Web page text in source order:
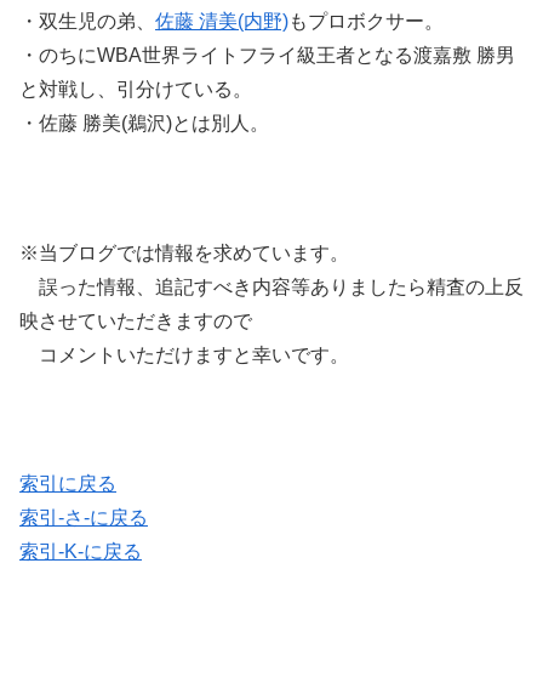
・双生児の弟、 佐藤 清美(内野)もプロボクサー。
・のちにWBA世界ライトフライ級王者となる渡嘉敷 勝男
と対戦し、引分けている。
・佐藤 勝美(鵜沢)とは別人。
※当ブログでは情報を求めています。
誤った情報、追記すべき内容等ありましたら精査の上反
映させていただきますので
コメントいただけますと幸いです。
索引に戻る
索引-さ-に戻る
索引-K-に戻る